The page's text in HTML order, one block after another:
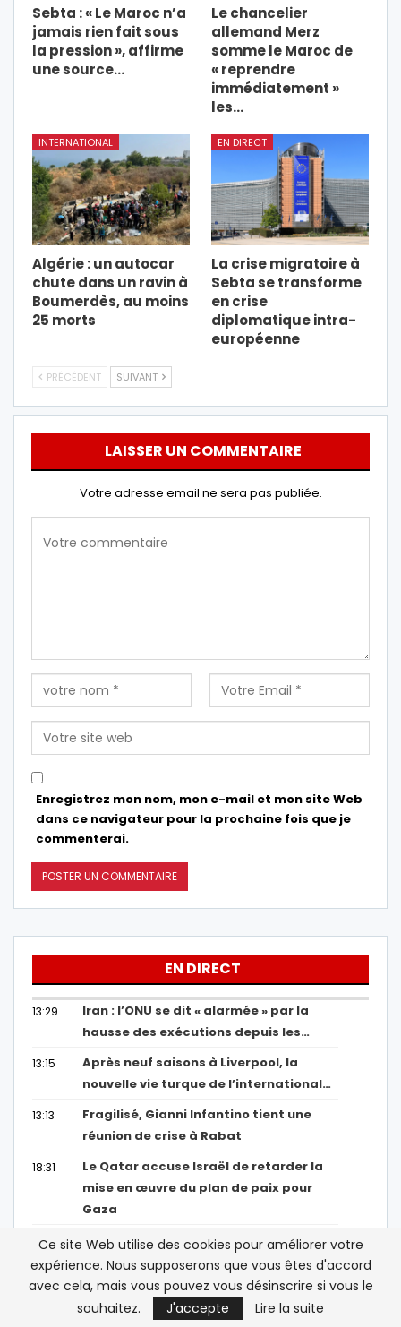
Sebta : « Le Maroc n’a
jamais rien fait sous
la pression », affirme
une source…
Le chancelier
allemand Merz
somme le Maroc de
« reprendre
immédiatement »
les…
INTERNATIONAL
Algérie : un autocar
chute dans un ravin à
Boumerdès, au moins
25 morts
EN DIRECT
La crise migratoire à
Sebta se transforme
en crise
diplomatique intra-
européenne
PRÉCÉDENT SUIVANT
LAISSER UN COMMENTAIRE
Votre adresse email ne sera pas publiée.
Enregistrez mon nom, mon e-mail et mon site Web
dans ce navigateur pour la prochaine fois que je
commenterai.
EN DIRECT
13:29
Iran : l’ONU se dit « alarmée » par la
hausse des exécutions depuis les…
13:15
Après neuf saisons à Liverpool, la
nouvelle vie turque de l’international…
13:13
Fragilisé, Gianni Infantino tient une
réunion de crise à Rabat
18:31
Le Qatar accuse Israël de retarder la
mise en œuvre du plan de paix pour
Gaza
Afficher Plus
Ce site Web utilise des cookies pour améliorer votre
expérience. Nous supposerons que vous êtes d'accord
avec cela, mais vous pouvez vous désinscrire si vous le
souhaitez.
J'accepte Lire la suite